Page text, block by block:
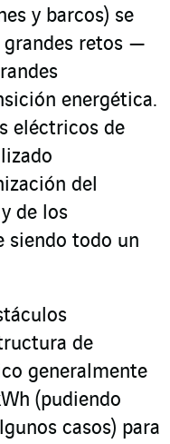
y barcos) se
grandes retos —
energética.
eléctricos de
del
de los
siendo todo un
de
generalmente
(pudiendo
casos) para